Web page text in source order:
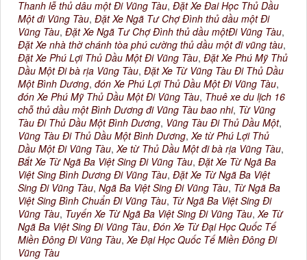
Thanh lễ thủ dâu một Đi Vũng Tàu, Đặt Xe Đai Học Thủ Dầu
Một đi Vũng Tàu, Đặt Xe Ngã Tư Chợ Đình thủ dầu một Đi
Vũng Tàu, Đặt Xe Ngã Tư Chợ Đình thủ dầu mộtĐi Vũng Tàu,
Đặt Xe nhà thờ chánh tòa phú cường thủ dầu một đi vũng tàu,
Đặt Xe Phú Lợi Thủ Dầu Một Đi Vũng Tàu, Đặt Xe Phú Mỹ Thủ
Dầu Một Đi bà rịa Vũng Tàu, Đặt Xe Từ Vũng Tàu Đi Thủ Dầu
Một Bình Dương, đón Xe Phú Lợi Thủ Dầu Một Đi Vũng Tàu,
đón Xe Phú Mỹ Thủ Dầu Một Đi Vũng Tàu, Thuê xe du lịch 16
chỗ thủ dầu một Bình Dương đi Vũng Tàu bao nhi, Từ Vũng
Tàu Đi Thủ Dầu Một Bình Dương, Vũng Tàu Đi Thủ Dầu Một,
Vũng Tàu Đi Thủ Dầu Một Bình Dương, Xe từ Phú Lợi Thủ
Dầu Một Đi Vũng Tàu, Xe từ Thủ Dầu Một đi bà rịa Vũng Tàu,
Bắt Xe Từ Ngã Ba Việt Sing Đi Vũng Tàu, Đặt Xe Từ Ngã Ba
Việt Sing Bình Dương Đi Vũng Tàu, Đặt Xe Từ Ngã Ba Việt
Sing Đi Vũng Tàu, Ngã Ba Việt Sing Đi Vũng Tàu, Từ Ngã Ba
Việt Sing Bình Chuẩn Đi Vũng Tàu, Từ Ngã Ba Việt Sing Đi
Vũng Tàu, Tuyến Xe Từ Ngã Ba Việt Sing Đi Vũng Tàu, Xe Từ
Ngã Ba Việt Sing Đi Vũng Tàu, Đón Xe Từ Đại Học Quốc Tế
Miền Đông Đi Vũng Tàu, Xe Đại Học Quốc Tế Miền Đông Đi
Vũng Tàu